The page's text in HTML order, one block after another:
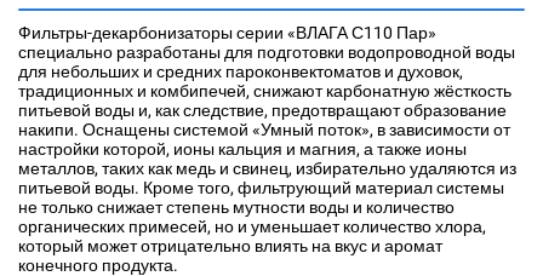
Фильтры-декарбонизаторы серии «ВЛАГА С110 Пар»
специально разработаны для подготовки водопроводной воды
для небольших и средних пароконвектоматов и духовок,
традиционных и комбипечей, снижают карбонатную жёсткость
питьевой воды и, как следствие, предотвращают образование
накипи. Оснащены системой «Умный поток», в зависимости от
настройки которой, ионы кальция и магния, а также ионы
металлов, таких как медь и свинец, избирательно удаляются из
питьевой воды. Кроме того, фильтрующий материал системы
не только снижает степень мутности воды и количество
органических примесей, но и уменьшает количество хлора,
который может отрицательно влиять на вкус и аромат
конечного продукта.